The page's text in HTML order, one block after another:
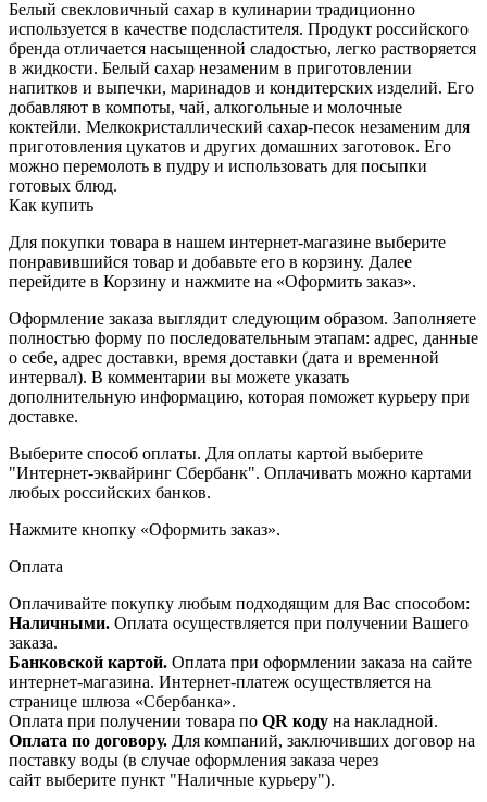
Белый свекловичный сахар в кулинарии традиционно
используется в качестве подсластителя. Продукт российского
бренда отличается насыщенной сладостью, легко растворяется
в жидкости. Белый сахар незаменим в приготовлении
напитков и выпечки, маринадов и кондитерских изделий. Его
добавляют в компоты, чай, алкогольные и молочные
коктейли. Мелкокристаллический сахар-песок незаменим для
приготовления цукатов и других домашних заготовок. Его
можно перемолоть в пудру и использовать для посыпки
готовых блюд.
Как купить
Для покупки товара в нашем интернет-магазине выберите
понравившийся товар и добавьте его в корзину. Далее
перейдите в Корзину и нажмите на «Оформить заказ».
Оформление заказа выглядит следующим образом. Заполняете
полностью форму по последовательным этапам: адрес, данные
о себе, адрес доставки, время доставки (дата и временной
интервал). В комментарии вы можете указать
дополнительную информацию, которая поможет курьеру при
доставке.
Выберите способ оплаты. Для оплаты картой выберите
"Интернет-эквайринг Сбербанк". Оплачивать можно картами
любых российских банков.
Нажмите кнопку «Оформить заказ».
Оплата
Оплачивайте покупку любым подходящим для Вас способом:
Наличными. Оплата осуществляется при получении Вашего
заказа.
Банковской картой. Оплата при оформлении заказа на сайте
интернет-магазина. Интернет-платеж осуществляется на
странице шлюза «Сбербанка».
Оплата при получении товара по QR коду на накладной.
Оплата по договору. Для компаний, заключивших договор на
поставку воды (в случае оформления заказа через
сайт выберите пункт "Наличные курьеру").